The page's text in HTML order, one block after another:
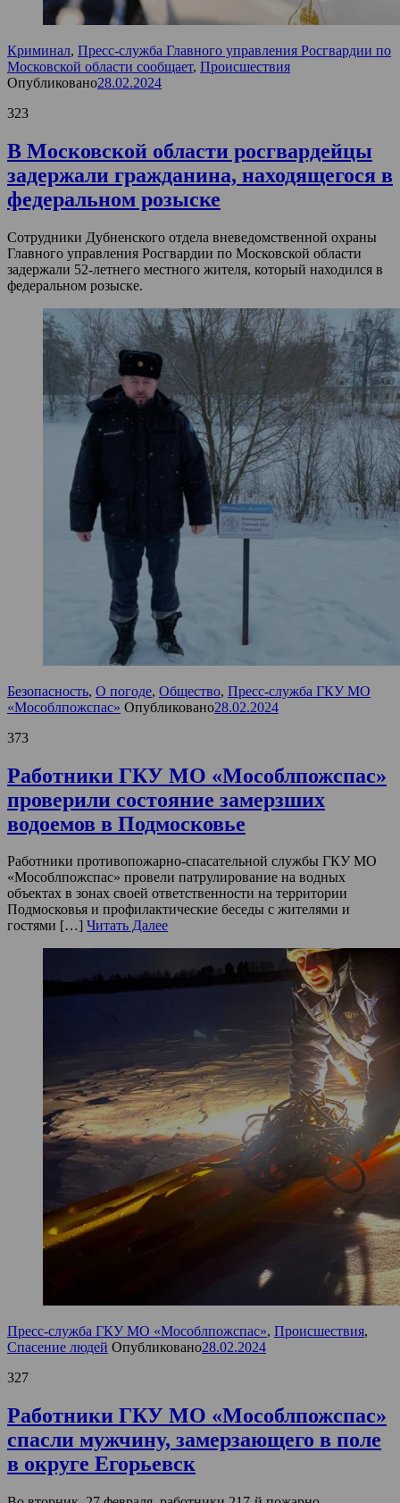
Криминал, Пресс-служба Главного управления Росгвардии по
Московской области сообщает, Происшествия
Опубликовано28.02.2024
323
В Московской области росгвардейцы
задержали гражданина, находящегося в
федеральном розыске
Сотрудники Дубненского отдела вневедомственной охраны
Главного управления Росгвардии по Московской области
задержали 52-летнего местного жителя, который находился в
федеральном розыске.
Безопасность, О погоде, Общество, Пресс-служба ГКУ МО
«Мособлпожспас» Опубликовано28.02.2024
373
Работники ГКУ МО «Мособлпожспас»
проверили состояние замерзших
водоемов в Подмосковье
Работники противопожарно-спасательной службы ГКУ МО
«Мособлпожспас» провели патрулирование на водных
объектах в зонах своей ответственности на территории
Подмосковья и профилактические беседы с жителями и
гостями […] Читать Далее
Пресс-служба ГКУ МО «Мособлпожспас», Происшествия,
Спасение людей Опубликовано28.02.2024
327
Работники ГКУ МО «Мособлпожспас»
спасли мужчину, замерзающего в поле
в округе Егорьевск